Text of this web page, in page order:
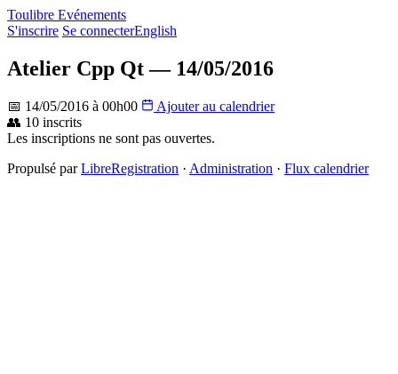
Toulibre Evénements
S'inscrire Se connecterEnglish
Atelier Cpp Qt — 14/05/2016
📅 14/05/2016 à 00h00
Ajouter au calendrier
👥 10 inscrits
Les inscriptions ne sont pas ouvertes.
Propulsé parLibreRegistration · Administration · Flux calendrier